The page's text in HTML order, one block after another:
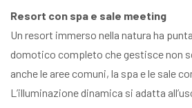
Resort con spa e sale meeting
Un resort immerso nella natura ha
domotico completo che gestisce non
anche le aree comuni, la spa e le sale
L’illuminazione dinamica si adatta